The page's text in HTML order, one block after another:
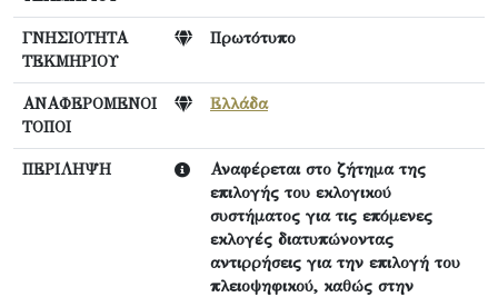
ΓΝΗΣΙΟΤΗΤΑ
ΤΕΚΜΗΡΙΟΥ
Πρωτότυπο
ΑΝΑΦΕΡΟΜΕΝΟΙ
ΤΟΠΟΙ
Ελλάδα
ΠΕΡΙΛΗΨΗ
Αναφέρεται στο ζήτημα της
επιλογής του εκλογικού
συστήματος για τις επόμενες
εκλογές διατυπώνοντας
αντιρρήσεις για την επιλογή του
πλειοψηφικού, καθώς στην